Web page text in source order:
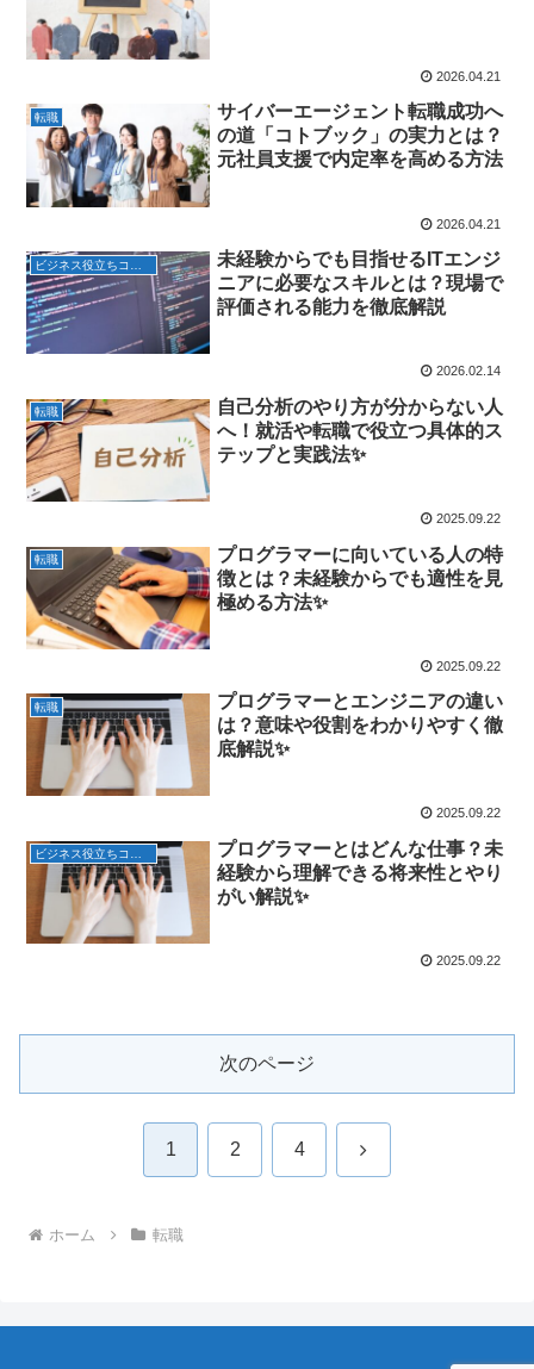
2026.04.21
転職
サイバーエージェント転職成功へ
の道「コトブック」の実力とは？
元社員支援で内定率を高める方法
2026.04.21
未経験からでも目指せるITエンジ
ニアに必要なスキルとは？現場で
評価される能力を徹底解説
2026.02.14
転職
自己分析のやり方が分からない人
へ！就活や転職で役立つ具体的ス
テップと実践法✨
2025.09.22
転職
プログラマーに向いている人の特
徴とは？未経験からでも適性を見
極める方法✨
2025.09.22
転職
プログラマーとエンジニアの違い
は？意味や役割をわかりやすく徹
底解説✨
2025.09.22
ビジネス役立ちコラム
プログラマーとはどんな仕事？未
経験から理解できる将来性とやり
がい解説✨
2025.09.22
次のページ
1 2 4 次
ホーム 転職